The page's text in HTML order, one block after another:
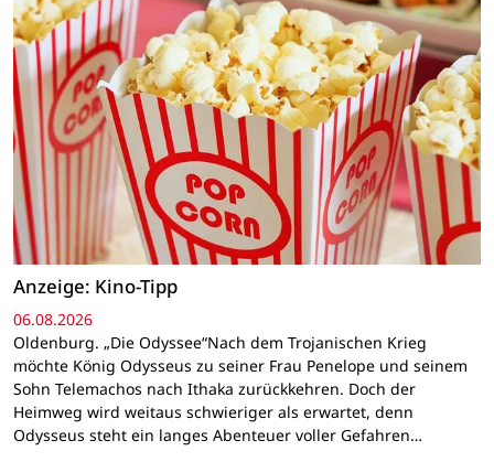
Anzeige: Kino-Tipp
06.08.2026
Oldenburg. „Die Odyssee“Nach dem Trojanischen Krieg
möchte König Odysseus zu seiner Frau Penelope und seinem
Sohn Telemachos nach Ithaka zurückkehren. Doch der
Heimweg wird weitaus schwieriger als erwartet, denn
Odysseus steht ein langes Abenteuer voller Gefahren…